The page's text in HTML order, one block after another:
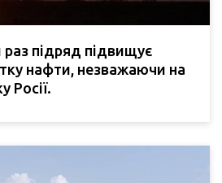
раз підряд підвищує
нафти, незважаючи на
Росії.